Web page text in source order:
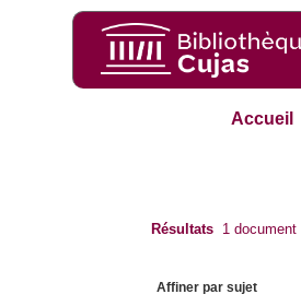
Accueil
Résultats 1 document
Affiner par sujet